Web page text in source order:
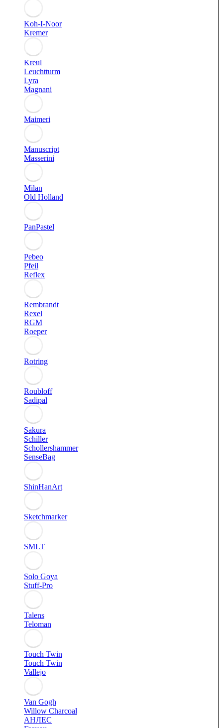
Koh-I-Noor
Kremer
Kreul
Leuchtturm
Lyra
Magnani
Maimeri
Manuscript
Masserini
Milan
Old Holland
PanPastel
Pebeo
Pfeil
Reflex
Rembrandt
Rexel
RGM
Roeper
Rotring
Roubloff
Sadipal
Sakura
Schiller
Schollershammer
SenseBag
ShinHanArt
Sketchmarker
SMLT
Solo Goya
Stuff-Pro
Talens
Teloman
Touch Twin
Touch Twin
Vallejo
Van Gogh
Willow Charcoal
АНЛЕС